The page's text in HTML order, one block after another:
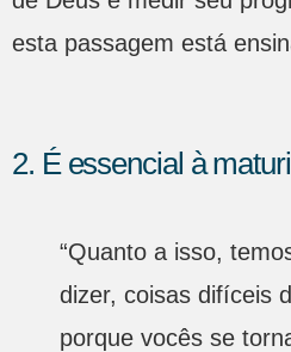
esta passagem está
2. É essencial à
“Quanto a isso,
dizer, coisas difíceis
porque vocês se